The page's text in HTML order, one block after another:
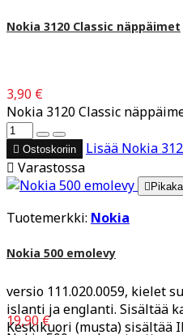
Nokia 3120 Classic näppäimet
3,90 €
Nokia 3120 Classic
 Ostoskoriin Lisää Nokia
 Varastossa

Tuotemerkki: Nokia
Nokia 500 emolevy
versio 111.020.0059, kielet
islanti ja englanti. Sisältää
Keskikuori (musta) sisältää
19,90 €